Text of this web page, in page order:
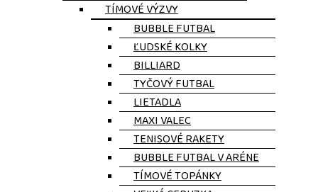
TÍMOVÉ VÝZVY
BUBBLE FUTBAL
ĽUDSKÉ KOLKY
BILLIARD
TYČOVÝ FUTBAL
LIETADLA
MAXI VALEC
TENISOVÉ RAKETY
BUBBLE FUTBAL V ARÉNE
TÍMOVÉ TOPÁNKY